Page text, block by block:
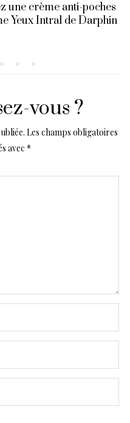
anti-poches ?
Intral de Darphin
vous ?
Les champs obligatoires
avec *